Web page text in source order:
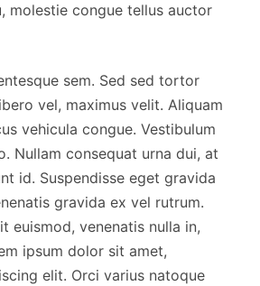
molestie congue tellus auctor
sem. Sed sed tortor
vel, maximus velit. Aliquam
vehicula congue. Vestibulum
Nullam consequat urna dui, at
id. Suspendisse eget gravida
gravida ex vel rutrum.
euismod, venenatis nulla in,
ipsum dolor sit amet,
elit. Orci varius natoque